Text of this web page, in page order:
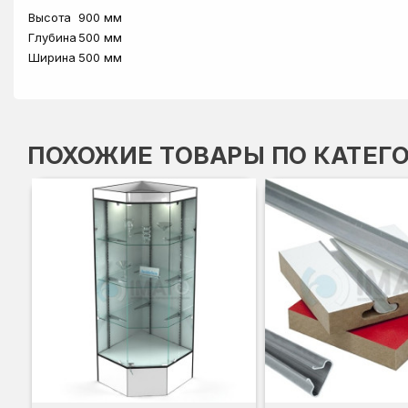
Высота 900 мм
Глубина 500 мм
Ширина 500 мм
ПОХОЖИЕ ТОВАРЫ ПО